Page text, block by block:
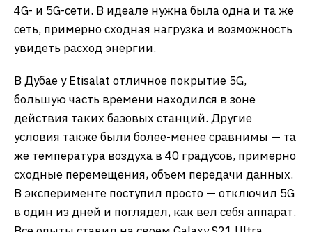
4G- и 5G-сети. В идеале нужна была одна и та же
сеть, примерно сходная нагрузка и возможность
увидеть расход энергии.
В Дубае у Etisalat отличное покрытие 5G,
большую часть времени находился в зоне
действия таких базовых станций. Другие
условия также были более-менее сравнимы — та
же температура воздуха в 40 градусов, примерно
сходные перемещения, объем передачи данных.
В эксперименте поступил просто — отключил 5G
в один из дней и поглядел, как вел себя аппарат.